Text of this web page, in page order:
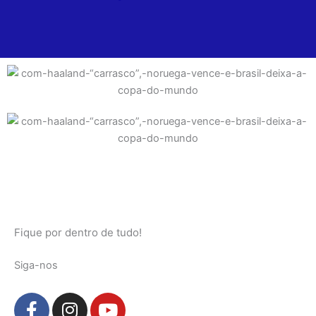
Fique por dentro de tudo!
Siga-nos
F
I
Y